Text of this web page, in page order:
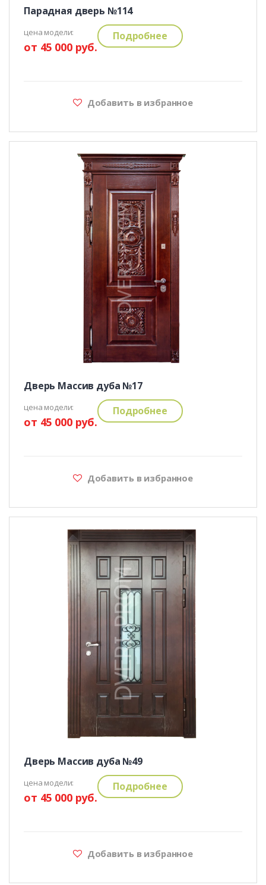
Парадная дверь №114
цена модели:
от 45 000 руб.
Подробнее
Добавить в избранное
Дверь Массив дуба №17
цена модели:
от 45 000 руб.
Подробнее
Добавить в избранное
Дверь Массив дуба №49
цена модели:
от 45 000 руб.
Подробнее
Добавить в избранное